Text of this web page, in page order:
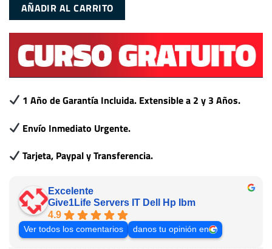
AÑADIR AL CARRITO
1 Año de Garantía Incluida. Extensible a 2 y 3 Años.
Envío Inmediato Urgente.
Tarjeta, Paypal y Transferencia.
Excelente
Give1Life Servers IT Dell Hp Ibm
4.9
Ver todos los comentarios danos tu opinión en